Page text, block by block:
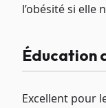
l’obésité si elle
Éducation
Excellent pour